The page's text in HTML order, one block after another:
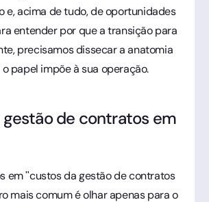
e, acima de tudo, de oportunidades
entender por que a transição para
precisamos dissecar a anatomia
papel impõe à sua operação.
gestão de contratos em
em "custos da gestão de contratos
mais comum é olhar apenas para o